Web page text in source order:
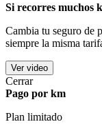
Si recorres muchos
Cambia tu seguro de
siempre la misma
Ver video
Cerrar
Pago por km
Plan limitado